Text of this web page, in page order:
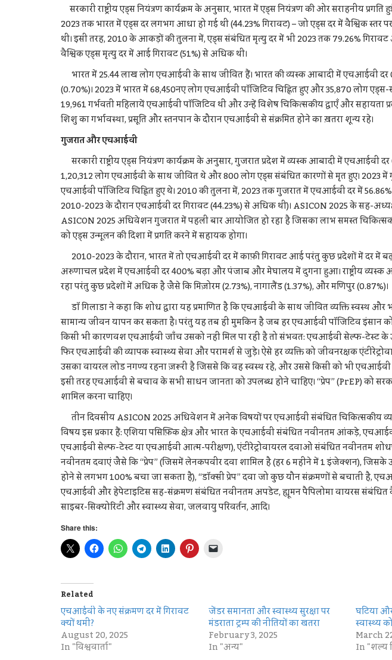
सरकारी राष्ट्रीय एड्स नियंत्रण कार्यक्रम के अनुसार, भारत में एड्स नियंत्रण की ओर सराहनीय
2023 तक भारत में एड्स दर लगभग आधा हो गई थी (44.23% गिरावट) – जो एड्स दर में वैश्विक स्तर
थी। इसी तरह, 2010 के आकड़ों की तुलना में, एड्स संबंधित मृत्यु दर में भी 2023 तक 79.26%
वैश्विक एड्स मृत्यु दर में आई गिरावट (51%) से अधिक थी।
भारत में 25.44 लाख लोग एचआईवी के साथ जीवित हैं। भारत की व्यस्क आबादी में एचआईवी दर
(0.70%)। 2023 में भारत में 68,450नए लोग एचआईवी पॉजिटिव चिह्नित हुए और 35,870 लोग
19,961 गर्भवती महिलायें एचआईवी पॉजिटिव थीं और उन्हें विशेष चिकित्सकीय द्वाएँ और सहायता
शिशु का गर्भावस्था, प्रसूति और स्तनपान के दौरान एचआईवी से संक्रमित होने का ख़तरा शून्य रहे।
गुजरात और एचआईवी
सरकारी राष्ट्रीय एड्स नियंत्रण कार्यक्रम के अनुसार, गुजरात प्रदेश में व्यस्क आबादी में एचआईवी
1,20,312 लोग एचआईवी के साथ जीवित थे और 800 लोग एड्स संबंधित कारणों से मृत हुए। 2023 में
एचआईवी पॉजिटिव चिह्नित हुए थे। 2010 की तुलना में, 2023 तक गुजरात में एचआईवी दर में
2010-2023 के दौरान एचआईवी दर गिरावट (44.23%) से अधिक थी)। ASICON 2025 के सह-
ASICON 2025 अधिवेशन गुजरात में पहली बार आयोजित हो रहा है जिसका लाभ समस्त
को एड्स उन्मूलन की दिशा में प्रगति करने में सहायक होगा।
2010-2023 के दौरान, भारत में तो एचआईवी दर में काफ़ी गिरावट आई परंतु कुछ प्रदेशों में दर में
अरुणाचल प्रदेश में एचआईवी दर 400% बढ़ा और पंजाब और मेघालय में दुगना हुआ। राष्ट्रीय व्यस्क
रहा परंतु कुछ प्रदेशों में अधिक है जैसे कि मिज़ोरम (2.73%), नागालैंड (1.37%), और मणिपुर (0.87%)।
डॉ गिलाडा ने कहा कि शोध द्वारा यह प्रमाणित है कि एचआईवी के साथ जीवित व्यक्ति स्वस्थ
सामान्य जीवन यापन कर सकता है। परंतु यह तब ही मुमकिन है जब हर एचआईवी पॉजिटिव इंसान
किसी भी कारणवश एचआईवी जाँच उसको नहीं मिल पा रही है तो संभवत: एचआईवी सेल्फ-टेस्ट के
फिर एचआईवी की व्यापक स्वास्थ्य सेवा और परामर्श से जुड़े। ऐसे हर व्यक्ति को जीवनरक्षक
उसका वायरल लोड नगण्य रहना ज़रूरी है जिससे कि वह स्वस्थ रहे, और उससे किसी को भी
इसी तरह एचआईवी से बचाव के सभी साधन जानता को उपलब्ध होने चाहिए। “प्रेप” (PrEP) को
शामिल करना चाहिए।
तीन दिवसीय ASICON 2025 अधिवेशन में अनेक विषयों पर एचआईवी संबंधित चिकित्सकीय
विषय इस प्रकार हैं: एशिया पसिफ़िक क्षेत्र और भारत के एचआईवी संबंधित नवीनतम आंकड़े,
एचआईवी सेल्फ-टेस्ट या एचआईवी आत्म-परीक्षण), एंटीरेट्रोवायरल दवाओं संबंधित नवीनतम
नवीनतम दवाएं जैसे कि “प्रेप” (जिसमें लेनकपवीर दवा शामिल है (हर 6 महीने में 1 इंजेक्शन),
होने से लगभग 100% बचा जा सकता है), “डॉक्सी प्रेप” दवा जो कुछ यौन संक्रमणों से बचाती है,
एचआईवी और हेपेटाइटिस सह-संक्रमण संबंधित नवीनतम अपडेट, ह्यूमन पैपिलोमा वायरस
साइबर-सिक्योरिटी और स्वास्थ्य सेवा, जलवायु परिवर्तन, आदि।
Share this:
Related
एचआईवी के नए संक्रमण दर में गिरावट
क्यों थमी?
August 20, 2025
In "विश्ववार्ता"
जेंडर समानता और स्वास्थ्य सुरक्षा पर
मंडराता ट्रम्प की नीतियों का खतरा
February 3, 2025
In "अन्य"
घटिया
स्वास्थ्य
March
In "शल्य